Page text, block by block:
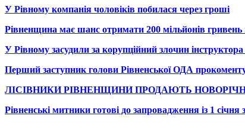
У Рівному компанія чоловіків побилася через гроші
Рівненщина має шанс отримати 200 мільйонів гривень
У Рівному засудили за корупційний злочин
Перший заступник голови Рівненської ОДА
ЛІСІВНИКИ РІВНЕНЩИНИ ПРОДАЮТЬ
Рівненські митники готові до запровадження із 1